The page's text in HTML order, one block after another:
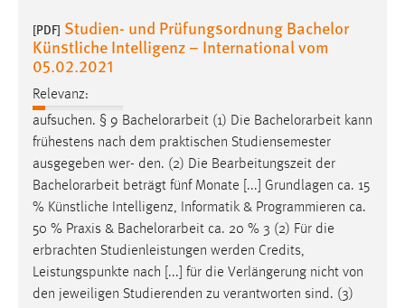
[PDF] Studien- und Prüfungsordnung Bachelor
Künstliche Intelligenz – International vom
05.02.2021
Relevanz:
aufsuchen. § 9 Bachelorarbeit (1) Die Bachelorarbeit kann
frühestens nach dem praktischen Studiensemester
ausgegeben wer- den. (2) Die Bearbeitungszeit der
Bachelorarbeit beträgt fünf Monate [...] Grundlagen ca. 15
% Künstliche Intelligenz, Informatik & Programmieren ca.
50 % Praxis & Bachelorarbeit ca. 20 % 3 (2) Für die
erbrachten Studienleistungen werden Credits,
Leistungspunkte nach [...] für die Verlängerung nicht von
den jeweiligen Studierenden zu verantworten sind. (3)